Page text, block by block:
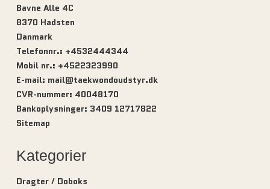
Bavne Alle 4C
8370 Hadsten
Danmark
Telefonnr.: +4532444344
Mobil nr.: +4522323990
E-mail: mail@taekwondoudstyr.dk
CVR-nummer: 40048170
Bankoplysninger: 3409 12717822
Sitemap
Kategorier
Dragter / Doboks